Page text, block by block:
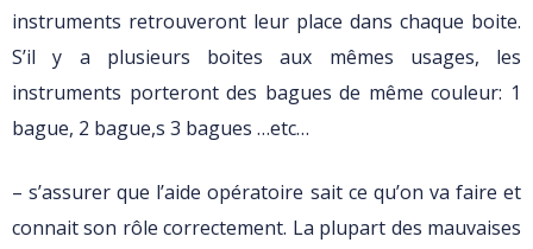
instruments retrouveront leur place dans chaque boite.
S’il y a plusieurs boites aux mêmes usages, les
instruments porteront des bagues de même couleur: 1
bague, 2 bague,s 3 bagues …etc…
– s’assurer que l’aide opératoire sait ce qu’on va faire et
connait son rôle correctement. La plupart des mauvaises